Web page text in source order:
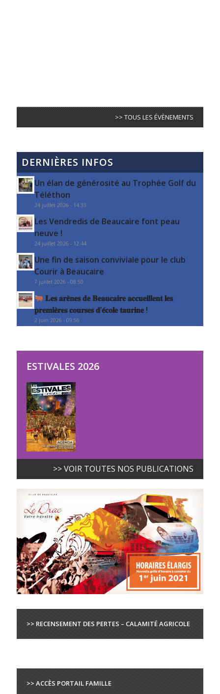
>> TOUS LES ÉVÈNEMENTS
DERNIÈRES INFOS
Un élan de générosité au Trophée Golf du
Téléthon
24 juillet 2026 - 14:33
Les Vendredis de Beaucaire font peau
neuve !
24 juillet 2026 - 12:44
Une fin de saison conviviale pour le club
Courir à Beaucaire
7 juillet 2026 - 08:50
𝐋𝐞𝐬 𝐚𝐫𝐞̀𝐧𝐞𝐬 𝐝𝐞 𝐁𝐞𝐚𝐮𝐜𝐚𝐢𝐫𝐞 𝐚𝐜𝐜𝐮𝐞𝐢𝐥𝐥𝐞𝐧𝐭 𝐥𝐞𝐬
𝐩𝐫𝐞𝐦𝐢𝐞̀𝐫𝐞𝐬 𝐜𝐨𝐮𝐫𝐬𝐞𝐬 𝐝’𝐞́𝐜𝐨𝐥𝐞 𝐭𝐚𝐮𝐫𝐢𝐧𝐞 !
2 juin 2026 - 09:56
ESTIVALES 2026
>> VOIR TOUTES NOS PUBLICATIONS
>> RECENSEMENT DES PERTES – CALAMITÉ AGRICOLE
>> ACCÈS PORTAIL FAMILLE